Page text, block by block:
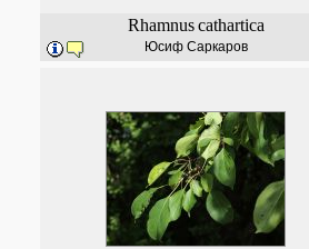
Rhamnus cathartica
Юсиф Саркаров